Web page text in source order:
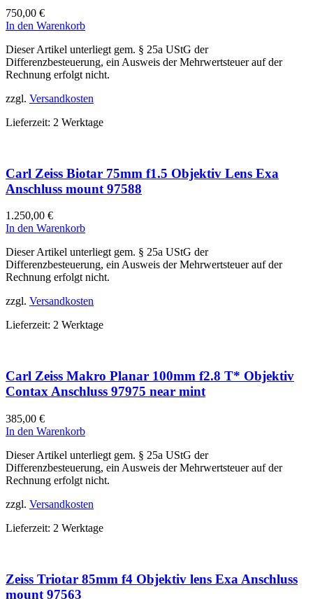
750,00 €
In den Warenkorb
Dieser Artikel unterliegt gem. § 25a UStG der
Differenzbesteuerung, ein Ausweis der Mehrwertsteuer auf der
Rechnung erfolgt nicht.
zzgl. Versandkosten
Lieferzeit: 2 Werktage
Carl Zeiss Biotar 75mm f1.5 Objektiv Lens Exa
Anschluss mount 97588
1.250,00 €
In den Warenkorb
Dieser Artikel unterliegt gem. § 25a UStG der
Differenzbesteuerung, ein Ausweis der Mehrwertsteuer auf der
Rechnung erfolgt nicht.
zzgl. Versandkosten
Lieferzeit: 2 Werktage
Carl Zeiss Makro Planar 100mm f2.8 T* Objektiv
Contax Anschluss 97975 near mint
385,00 €
In den Warenkorb
Dieser Artikel unterliegt gem. § 25a UStG der
Differenzbesteuerung, ein Ausweis der Mehrwertsteuer auf der
Rechnung erfolgt nicht.
zzgl. Versandkosten
Lieferzeit: 2 Werktage
Zeiss Triotar 85mm f4 Objektiv lens Exa Anschluss
mount 97563